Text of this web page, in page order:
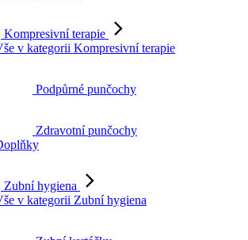
Vše v kategorii Kompresivní terapie
Doplňky
Vše v kategorii Zubní hygiena